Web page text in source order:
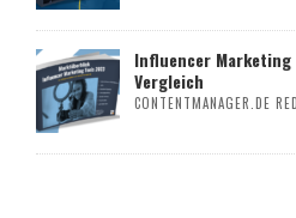
Influencer Marketing
Vergleich
CONTENTMANAGER.DE